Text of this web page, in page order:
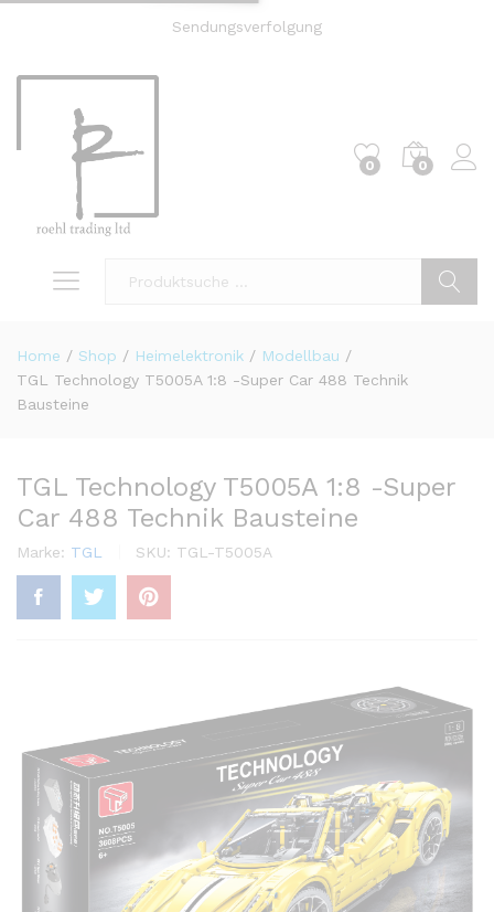
Sendungsverfolgung
0 0
Home / Shop / Heimelektronik / Modellbau /
TGL Technology T5005A 1:8 -Super Car 488 Technik
Bausteine
TGL Technology T5005A 1:8 -Super
Car 488 Technik Bausteine
Marke: TGL SKU: TGL-T5005A